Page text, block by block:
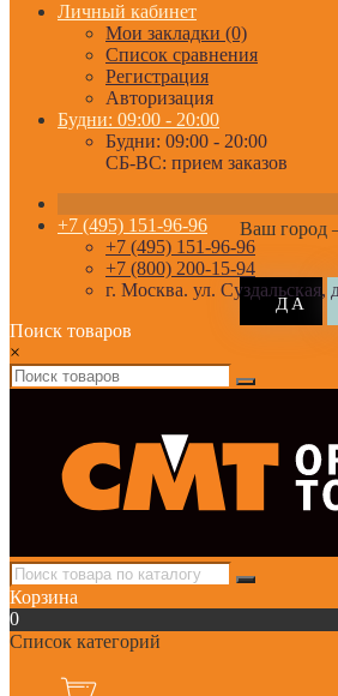
Личный кабинет
Мои закладки (0)
Список сравнения
Регистрация
Авторизация
Будни: 09:00 - 20:00
Будни: 09:00 - 20:00
СБ-ВС: прием заказов
Ваш город
+7 (495) 151-96-96
+7 (495) 151-96-96
+7 (800) 200-15-94
г. Москва. ул.
Поиск товаров
×
Корзина
0
Список категорий